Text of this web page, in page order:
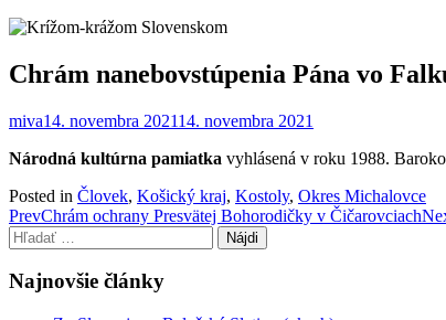
Chrám nanebovstúpenia Pána vo
miva14. novembra 202114. novembra 2021
Národná kultúrna pamiatka vyhlásená v roku 1988.
Posted in Človek, Košický kraj, Kostoly, Okres Michalovce
Post
navigation
PrevChrám ochrany Presvätej Bohorodičky v Čičarovciach
Hľadať:
Najnovšie články